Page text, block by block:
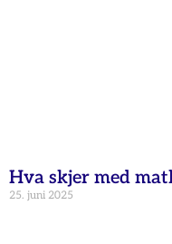
Hva skjer med
25. juni 2025